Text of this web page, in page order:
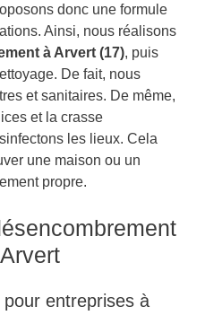
donc une formule
Ainsi, nous réalisons
à Arvert (17), puis
De fait, nous
et sanitaires. De même,
et la crasse
les lieux. Cela
une maison ou un
propre.
entreprises à